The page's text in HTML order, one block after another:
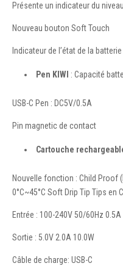
Présente un indicateur du
Nouveau bouton Soft Touch
Indicateur de l’état de la batterie
Pen KIWI : Capacité
USB-C Pen : DC5V/0.5A
Pin magnetic de contact
Cartouche
Nouvelle fonction : Child Proof
0°C~45°C Soft Drip Tip Tips en
Entrée : 100-240V 50/60Hz 0.5A
Sortie : 5.0V 2.0A 10.0W
Câble de charge: USB-C